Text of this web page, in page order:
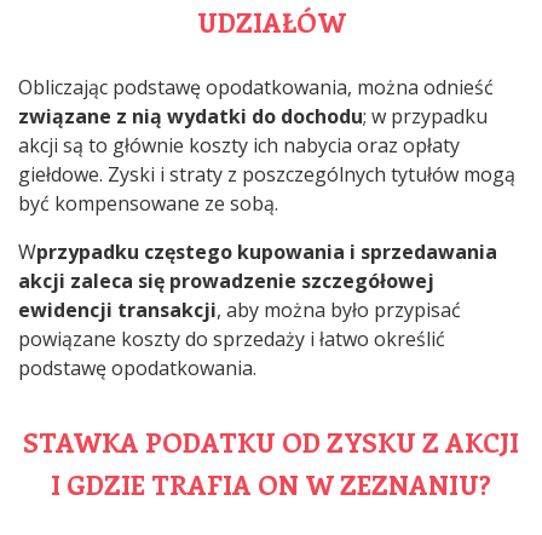
UDZIAŁÓW
Obliczając podstawę opodatkowania, można odnieść
związane z nią wydatki do dochodu; w przypadku
akcji są to głównie koszty ich nabycia oraz opłaty
giełdowe. Zyski i straty z poszczególnych tytułów mogą
być kompensowane ze sobą.
Wprzypadku częstego kupowania i sprzedawania
akcji zaleca się prowadzenie szczegółowej
ewidencji transakcji, aby można było przypisać
powiązane koszty do sprzedaży i łatwo określić
podstawę opodatkowania.
STAWKA PODATKU OD ZYSKU Z AKCJI
I GDZIE TRAFIA ON W ZEZNANIU?